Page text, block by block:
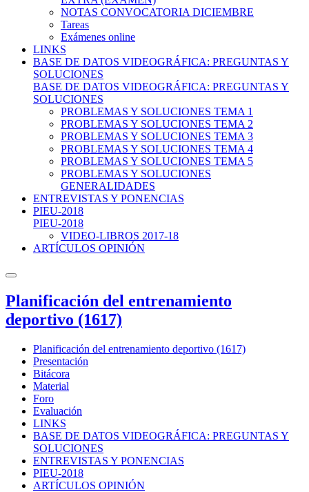
NOTAS CONVOCATORIA DICIEMBRE
Tareas
Exámenes online
LINKS
BASE DE DATOS VIDEOGRÁFICA: PREGUNTAS Y
SOLUCIONES
BASE DE DATOS VIDEOGRÁFICA: PREGUNTAS Y
SOLUCIONES
PROBLEMAS Y SOLUCIONES TEMA 1
PROBLEMAS Y SOLUCIONES TEMA 2
PROBLEMAS Y SOLUCIONES TEMA 3
PROBLEMAS Y SOLUCIONES TEMA 4
PROBLEMAS Y SOLUCIONES TEMA 5
PROBLEMAS Y SOLUCIONES
GENERALIDADES
ENTREVISTAS Y PONENCIAS
PIEU-2018
PIEU-2018
VIDEO-LIBROS 2017-18
ARTÍCULOS OPINIÓN
Planificación del entrenamiento
deportivo (1617)
Planificación del entrenamiento deportivo (1617)
Presentación
Bitácora
Material
Foro
Evaluación
LINKS
BASE DE DATOS VIDEOGRÁFICA: PREGUNTAS Y
SOLUCIONES
ENTREVISTAS Y PONENCIAS
PIEU-2018
ARTÍCULOS OPINIÓN